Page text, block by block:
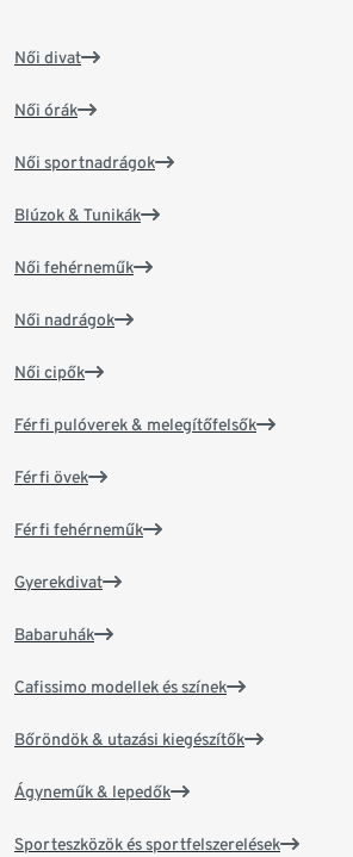
Női divat
Női órák
Női sportnadrágok
Blúzok & Tunikák
Női fehérneműk
Női nadrágok
Női cipők
Férfi pulóverek & melegítőfelsők
Férfi övek
Férfi fehérneműk
Gyerekdivat
Babaruhák
Cafissimo modellek és színek
Bőröndök & utazási kiegészítők
Ágyneműk & lepedők
Sporteszközök és sportfelszerelések